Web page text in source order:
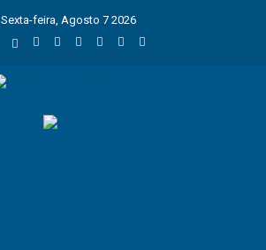
Sexta-feira, Agosto 7 2026